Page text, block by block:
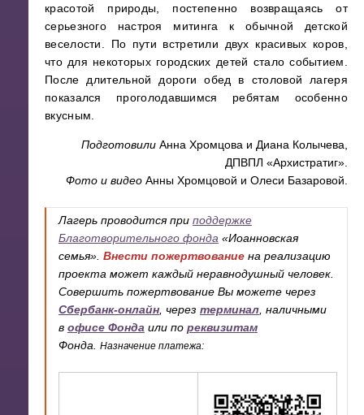
красотой природы, постепенно возвращаясь от
серьезного настроя митинга к обычной детской
веселости. По пути встретили двух красивых коров,
что для некоторых городских детей стало событием.
После длительной дороги обед в столовой лагеря
показался проголодавшимся ребятам особенно
вкусным.
Подготовили Анна Хромцова и Диана Колычева,
ДПВПЛ «Архистратиг».
Фото и видео Анны Хромцовой и Олеси Базаровой.
Лагерь проводится при поддержке
Благотворительного фонда «Иоанновская
семья». Внести пожертвование на реализацию
проекта может каждый неравнодушный человек.
Совершить пожертвование Вы можете через
Сбербанк-онлайн, через терминал, наличными
в офисе Фонда или по реквизитам
Фонда. Назначение платежа: